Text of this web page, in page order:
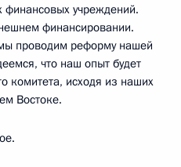
финансовых учреждений.
финансировании.
проводим реформу нашей
что наш опыт будет
комитета, исходя из наших
Востоке.